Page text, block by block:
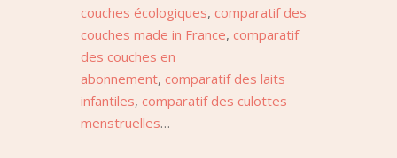
couches écologiques, comparatif des
couches made in France, comparatif
des couches en
abonnement, comparatif des laits
infantiles, comparatif des culottes
menstruelles…